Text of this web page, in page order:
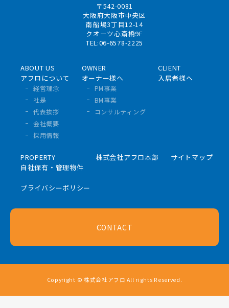
〒542-0081
大阪府大阪市中央区
南船場3丁目12-14
クオーツ心斎橋9F
TEL:06-6578-2225
ABOUT US
アフロについて
経営理念
社是
代表挨拶
会社概要
採用情報
OWNER
オーナー様へ
PM事業
BM事業
コンサルティング
CLIENT
入居者様へ
PROPERTY
自社保有・管理物件
株式会社アフロ本部 サイトマップ
プライバシーポリシー
CONTACT
Copyright © 株式会社アフロ All rights Reserved.